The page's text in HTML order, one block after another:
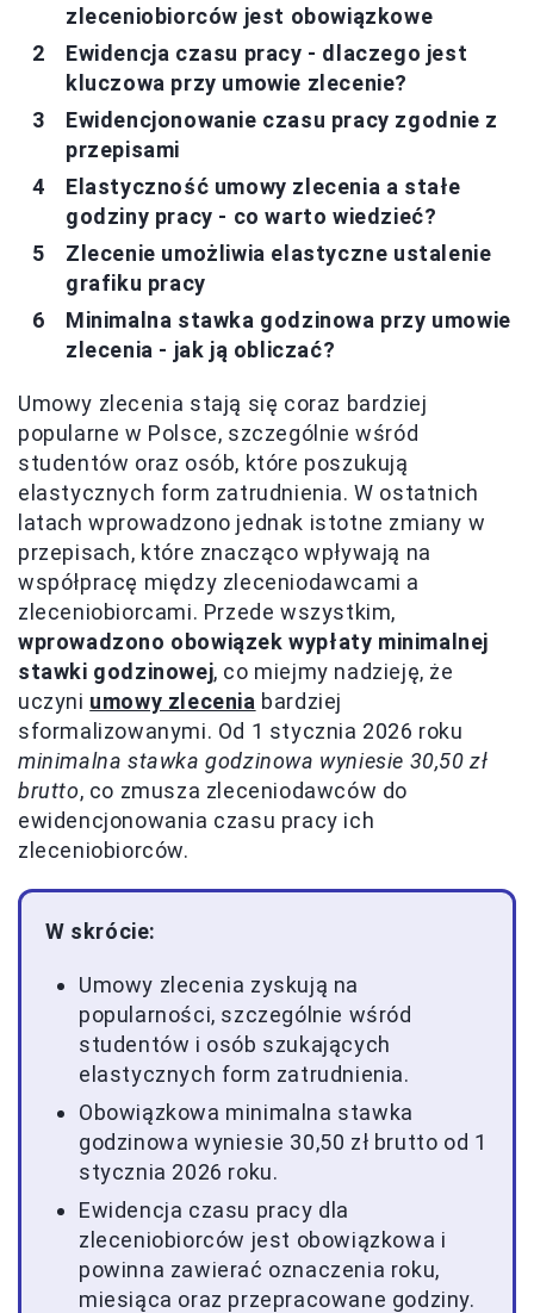
zleceniobiorców jest obowiązkowe
Ewidencja czasu pracy - dlaczego jest
kluczowa przy umowie zlecenie?
Ewidencjonowanie czasu pracy zgodnie z
przepisami
Elastyczność umowy zlecenia a stałe
godziny pracy - co warto wiedzieć?
Zlecenie umożliwia elastyczne ustalenie
grafiku pracy
Minimalna stawka godzinowa przy umowie
zlecenia - jak ją obliczać?
Umowy zlecenia stają się coraz bardziej
popularne w Polsce, szczególnie wśród
studentów oraz osób, które poszukują
elastycznych form zatrudnienia. W ostatnich
latach wprowadzono jednak istotne zmiany w
przepisach, które znacząco wpływają na
współpracę między zleceniodawcami a
zleceniobiorcami. Przede wszystkim,
wprowadzono obowiązek wypłaty minimalnej
stawki godzinowej, co miejmy nadzieję, że
uczyni umowy zlecenia bardziej
sformalizowanymi. Od 1 stycznia 2026 roku
minimalna stawka godzinowa wyniesie 30,50 zł
brutto, co zmusza zleceniodawców do
ewidencjonowania czasu pracy ich
zleceniobiorców.
W skrócie:
Umowy zlecenia zyskują na
popularności, szczególnie wśród
studentów i osób szukających
elastycznych form zatrudnienia.
Obowiązkowa minimalna stawka
godzinowa wyniesie 30,50 zł brutto od 1
stycznia 2026 roku.
Ewidencja czasu pracy dla
zleceniobiorców jest obowiązkowa i
powinna zawierać oznaczenia roku,
miesiąca oraz przepracowane godziny.